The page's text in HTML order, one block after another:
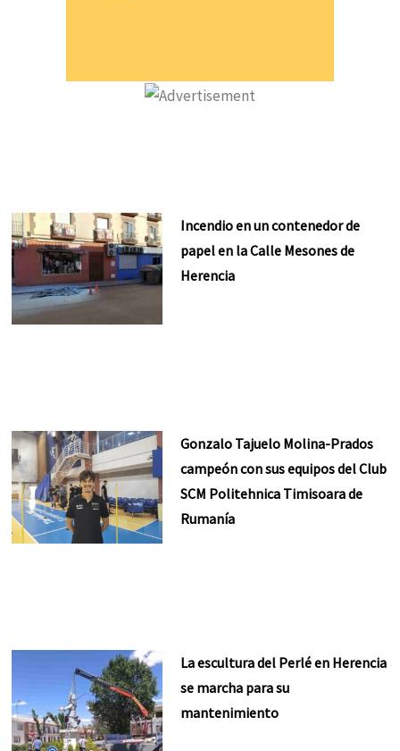
Incendio en un contenedor de
papel en la Calle Mesones de
Herencia
Gonzalo Tajuelo Molina-Prados
campeón con sus equipos del Club
SCM Politehnica Timisoara de
Rumanía
La escultura del Perlé en Herencia
se marcha para su
mantenimiento